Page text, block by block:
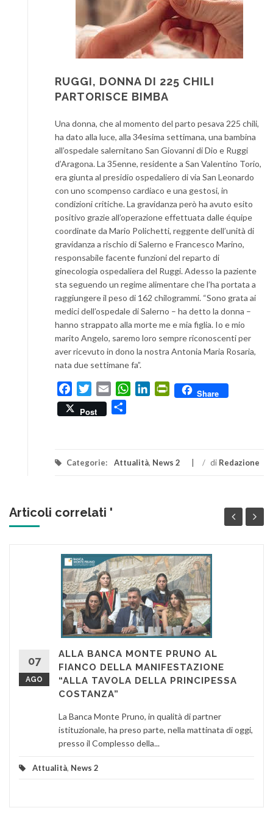
RUGGI, DONNA DI 225 CHILI
PARTORISCE BIMBA
Una donna, che al momento del parto pesava 225 chili,
ha dato alla luce, alla 34esima settimana, una bambina
all’ospedale salernitano San Giovanni di Dio e Ruggi
d’Aragona. La 35enne, residente a San Valentino Torio,
era giunta al presidio ospedaliero di via San Leonardo
con uno scompenso cardiaco e una gestosi, in
condizioni critiche. La gravidanza però ha avuto esito
positivo grazie all’operazione effettuata dalle équipe
coordinate da Mario Polichetti, reggente dell’unità di
gravidanza a rischio di Salerno e Francesco Marino,
responsabile facente funzioni del reparto di
ginecologia ospedaliera del Ruggi. Adesso la paziente
sta seguendo un regime alimentare che l’ha portata a
raggiungere il peso di 162 chilogrammi. “Sono grata ai
medici dell’ospedale di Salerno – ha detto la donna –
hanno strappato alla morte me e mia figlia. Io e mio
marito Angelo, saremo loro sempre riconoscenti per
aver ricevuto in dono la nostra Antonia Maria Rosaria,
nata due settimane fa”.
FacebookTwitterEmail WhatsApp
LinkedInPrintFriendly
Share
Post
Categorie: Attualità, News 2 / di Redazione
Articoli correlati '
07
AGO
ALLA BANCA MONTE PRUNO AL
FIANCO DELLA MANIFESTAZIONE
“ALLA TAVOLA DELLA PRINCIPESSA
COSTANZA”
La Banca Monte Pruno, in qualità di partner
istituzionale, ha preso parte, nella mattinata di oggi,
presso il Complesso della...
Attualità, News 2